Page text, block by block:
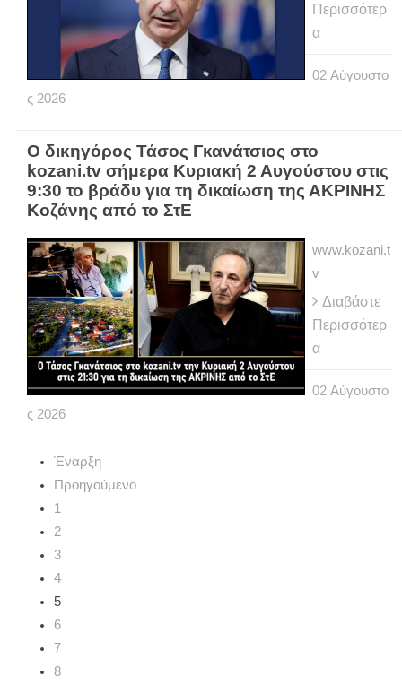
Περισσότερ
α
02 Αύγουστο
ς 2026
Ο δικηγόρος Τάσος Γκανάτσιος στο
kozani.tv σήμερα Κυριακή 2 Αυγούστου στις
9:30 το βράδυ για τη δικαίωση της ΑΚΡΙΝΗΣ
Κοζάνης από το ΣτΕ
www.kozani.t
v
Διαβάστε
Περισσότερ
α
02 Αύγουστο
ς 2026
Έναρξη
Προηγούμενο
1
2
3
4
5
6
7
8